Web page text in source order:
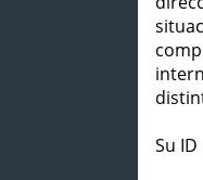
Su